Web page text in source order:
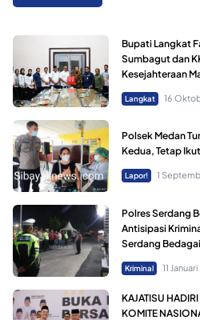
Bupati Langkat
Sumbagut dan
Kesejahteraan
Langkat 16
Polsek Medan
Kedua, Tetap
Lapor! 1
Polres Serdang
Antisipasi
Serdang
Kriminal 11
KAJATISU
KOMITE